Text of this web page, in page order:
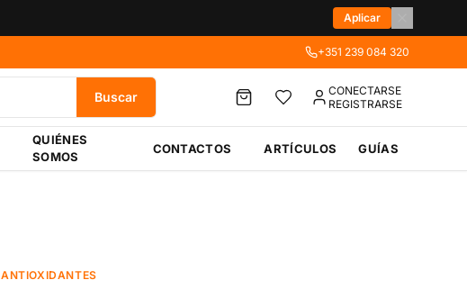
Aplicar
+351 239 084 320
Buscar
CONECTARSE
REGISTRARSE
QUIÉNES
SOMOS
CONTACTOS ARTÍCULOS GUÍAS
ANTIOXIDANTES